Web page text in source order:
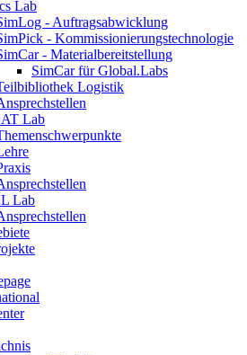
Lab
- Auftragsabwicklung
- Kommissionierungstechnologie
- Materialbereitstellung
SimCar für Global.Labs
Logistik
Lab
Lab